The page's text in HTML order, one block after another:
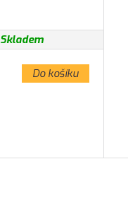
Skladem
Do košíku